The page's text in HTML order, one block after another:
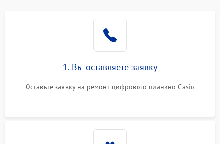
1. Вы оставляете заявку
Оставьте заявку на ремонт цифрового пианино Casio